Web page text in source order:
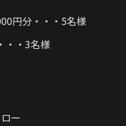
円分・・・5名様
・・3名様
ー